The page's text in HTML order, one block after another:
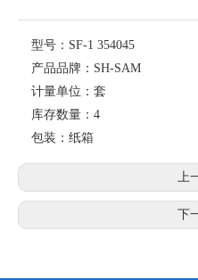
型号： SF-1 354045
产品品牌： SH-SAM
计量单位： 套
库存数量： 4
包装： 纸箱
上
下